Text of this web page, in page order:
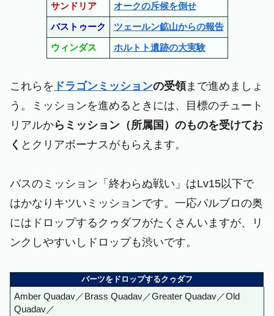
サンドリア オークの斥候を倒せ
バストゥーク ツェールン鉱山からの報告
ウィンダス ホルトト遺跡の大実験
これらを ドラゴンミッションの受領まで進めましょ
う。ミッションを進めるときには、目標のチュート
リアルからミッション（所属国）のものを受けてお
く とクリアボーナスがもらえます。
バスのミッション「終わらぬ戦い」はLv15以下で
はかなりキツいミッションです。一応パルブロの奥
にはドロップするクゥダフがたくさんいますが、リ
ンクしやすいしドロップも渋いです。
パーツをドロップするクゥダフ
Amber Quadav／Brass Quadav／Greater Quadav／Old
Quadav／